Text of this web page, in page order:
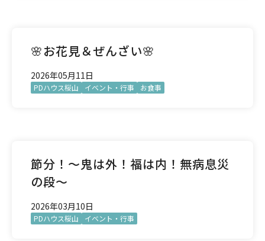
🌸お花見＆ぜんざい🌸
2026年05月11日
PDハウス桜山 イベント・行事 お食事
節分！～鬼は外！福は内！無病息災
の段～
2026年03月10日
PDハウス桜山 イベント・行事